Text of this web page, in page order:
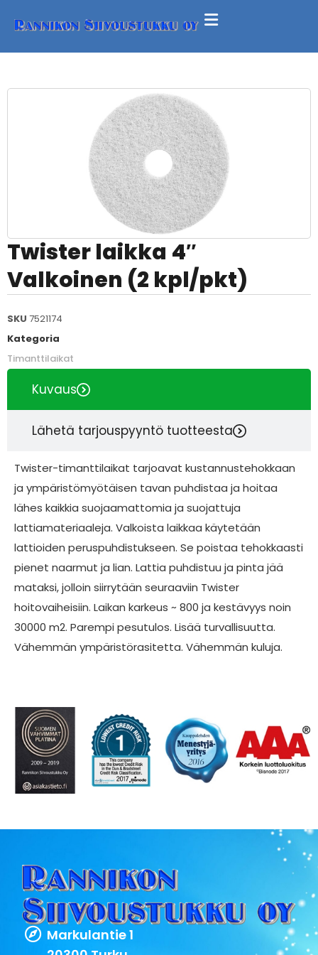
Twister laikka 4″
Valkoinen (2 kpl/pkt)
SKU 7521174
Kategoria
Timanttilaikat
Kuvaus
Lähetä tarjouspyyntö tuotteesta
Twister-timanttilaikat tarjoavat kustannustehokkaan
ja ympäristömyötäisen tavan puhdistaa ja hoitaa
lähes kaikkia suojaamattomia ja suojattuja
lattiamateriaaleja. Valkoista laikkaa käytetään
lattioiden peruspuhdistukseen. Se poistaa tehokkaasti
pienet naarmut ja lian. Lattia puhdistuu ja pinta jää
mataksi, jolloin siirrytään seuraaviin Twister
hoitovaiheisiin. Laikan karkeus ~ 800 ja kestävyys noin
30000 m2. Parempi pesutulos. Lisää turvallisuutta.
Vähemmän ympäristörasitetta. Vähemmän kuluja.
Markulantie 1